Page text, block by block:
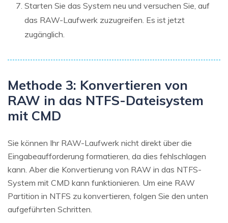
Starten Sie das System neu und versuchen Sie, auf
das RAW-Laufwerk zuzugreifen. Es ist jetzt
zugänglich.
Methode 3: Konvertieren von
RAW in das NTFS-Dateisystem
mit CMD
Sie können Ihr RAW-Laufwerk nicht direkt über die
Eingabeaufforderung formatieren, da dies fehlschlagen
kann. Aber die Konvertierung von RAW in das NTFS-
System mit CMD kann funktionieren. Um eine RAW
Partition in NTFS zu konvertieren, folgen Sie den unten
aufgeführten Schritten.